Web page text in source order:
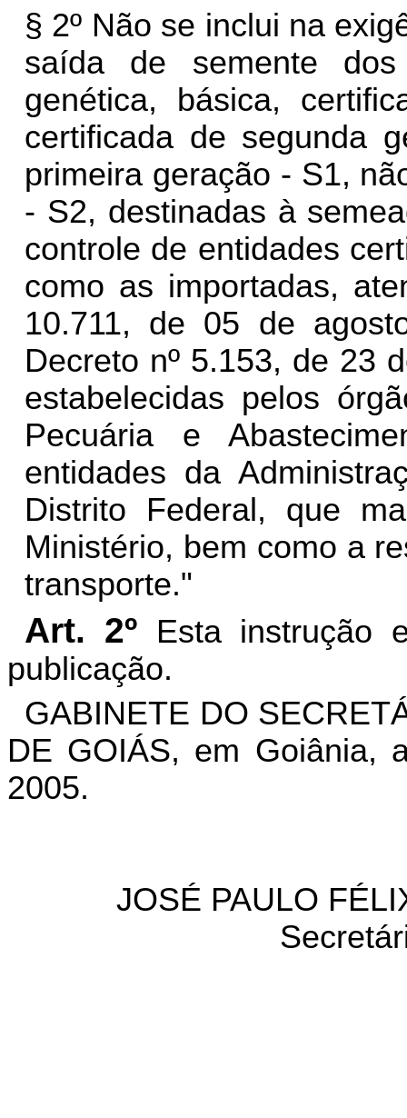
§ 2º Não se inclui na
saída de semente dos
genética, básica,
certificada de segunda
primeira geração - S1,
- S2, destinadas à
controle de entidades
como as importadas,
10.711, de 05 de
Decreto nº 5.153, de 23
estabelecidas pelos
Pecuária e
entidades da
Distrito Federal, que
Ministério, bem como a
transporte."
Art. 2º Esta instrução
publicação.
GABINETE DO
DE GOIÁS, em Goiânia,
2005.
JOSÉ PAULO